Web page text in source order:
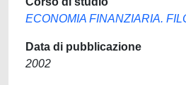
ECONOMIA FINANZIARIA.
Data di pubblicazione
2002